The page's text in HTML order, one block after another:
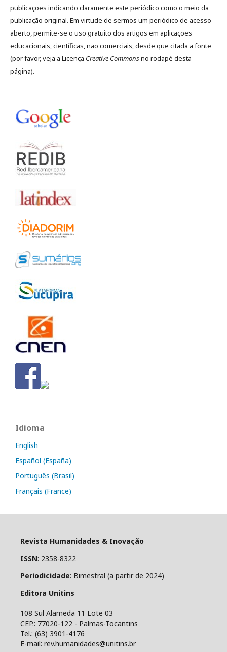
publicações indicando claramente este periódico como o meio da
publicação original. Em virtude de sermos um periódico de acesso
aberto, permite-se o uso gratuito dos artigos em aplicações
educacionais, científicas, não comerciais, desde que citada a fonte
(por favor, veja a Licença Creative Commonsno rodapé desta
página).
Idioma
English
Español (España)
Português (Brasil)
Français (France)
Revista Humanidades & Inovação
ISSN: 2358-8322
Periodicidade: Bimestral (a partir de 2024)
Editora Unitins
108 Sul Alameda 11 Lote 03
CEP.: 77020-122 - Palmas-Tocantins
Tel.: (63) 3901-4176
E-mail: rev.humanidades@unitins.br